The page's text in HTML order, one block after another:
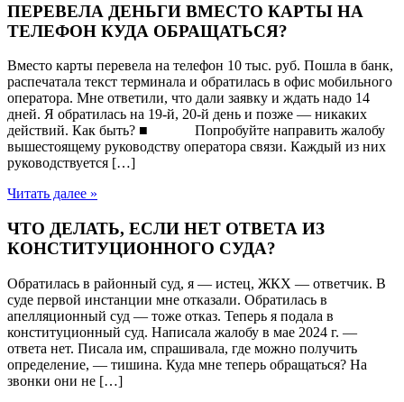
ПЕРЕВЕЛА ДЕНЬГИ ВМЕСТО КАРТЫ НА
ТЕЛЕФОН КУДА ОБРАЩАТЬСЯ?
Вместо карты перевела на телефон 10 тыс. руб. Пошла в банк,
распечатала текст терминала и обратилась в офис мобильного
оператора. Мне ответили, что дали заявку и ждать надо 14
дней. Я обратилась на 19-й, 20-й день и позже — никаких
действий. Как быть? ■ Попробуйте направить жалобу
вышестоящему руководству оператора связи. Каждый из них
руководствуется […]
Читать далее »
ЧТО ДЕЛАТЬ, ЕСЛИ НЕТ ОТВЕТА ИЗ
КОНСТИТУЦИОННОГО СУДА?
Обратилась в районный суд, я — истец, ЖКХ — ответчик. В
суде первой инстанции мне отказали. Обратилась в
апелляционный суд — тоже отказ. Теперь я подала в
конституционный суд. Написала жалобу в мае 2024 г. —
ответа нет. Писала им, спрашивала, где можно получить
определение, — тишина. Куда мне теперь обращаться? На
звонки они не […]